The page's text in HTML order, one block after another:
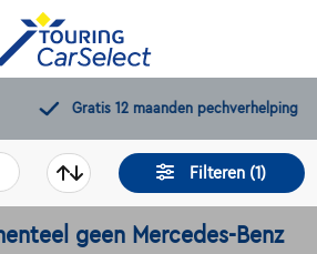
12 maanden pechverhelping
Filteren (1)
geen Mercedes-Benz